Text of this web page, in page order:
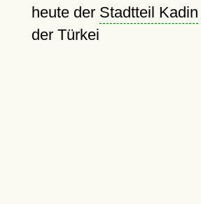
heute der Stadtteil Kadin
der Türkei